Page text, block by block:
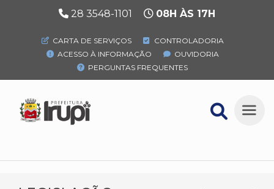
28 3548-1101 08H ÀS 17H
CARTA DE SERVIÇOS
CONTROLADORIA
ACESSO À INFORMAÇÃO
OUVIDORIA
PERGUNTAS FREQUENTES